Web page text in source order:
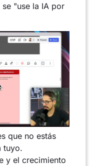
"use la IA por
que no estás
tuyo.
y el crecimiento